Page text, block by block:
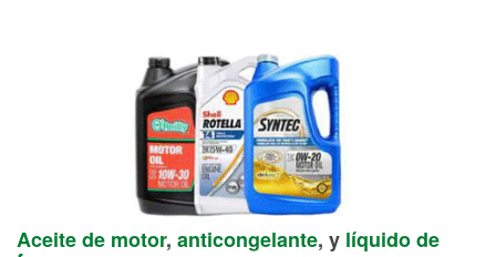
Aceite de motor, anticongelante, y líquido de